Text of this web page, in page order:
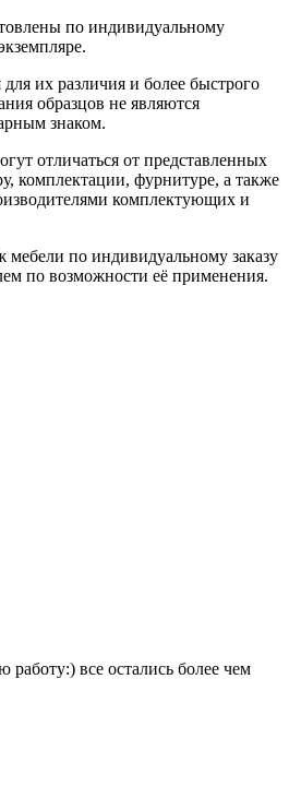
по индивидуальному
их различия и более быстрого
образцов не являются
знаком.
отличаться от представленных
комплектации, фурнитуре, а также
комплектующих и
по индивидуальному заказу
по возможности её применения.
все остались более чем